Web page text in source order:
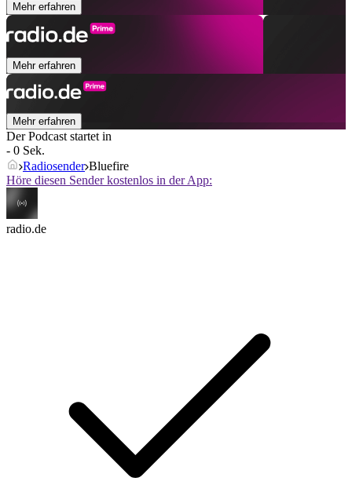
Mehr erfahren
Mehr erfahren
Mehr erfahren
Der Podcast startet in
- 0 Sek.
Radiosender Bluefire
Höre diesen Sender kostenlos in der App:
radio.de